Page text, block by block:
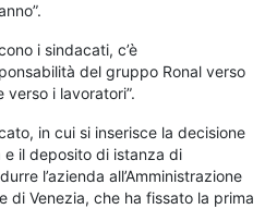
i sindacati, c’è
del gruppo Ronal verso
verso i lavoratori”.
in cui si inserisce la decisione
il deposito di istanza di
l’azienda all’Amministrazione
di Venezia, che ha fissato la prima